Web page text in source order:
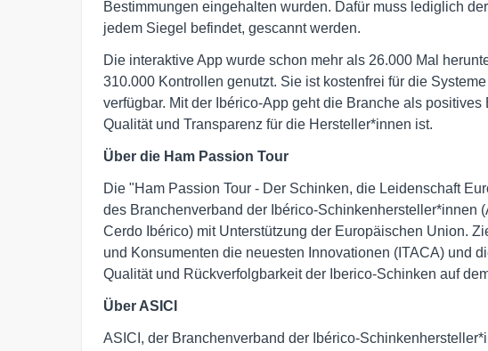
Bestimmungen eingehalten wurden. Dafür muss lediglich
jedem Siegel befindet, gescannt werden.
Die interaktive App wurde schon mehr als 26.000 Mal
310.000 Kontrollen genutzt. Sie ist kostenfrei für die
verfügbar. Mit der Ibérico-App geht die Branche als
Qualität und Transparenz für die Hersteller*innen ist.
Über die Ham Passion Tour
Die "Ham Passion Tour - Der Schinken, die Leidenschaft
des Branchenverband der Ibérico-Schinkenhersteller*innen
Cerdo Ibérico) mit Unterstützung der Europäischen Union.
und Konsumenten die neuesten Innovationen (ITACA) und
Qualität und Rückverfolgbarkeit der Iberico-Schinken auf
Über ASICI
ASICI, der Branchenverband der Ibérico-